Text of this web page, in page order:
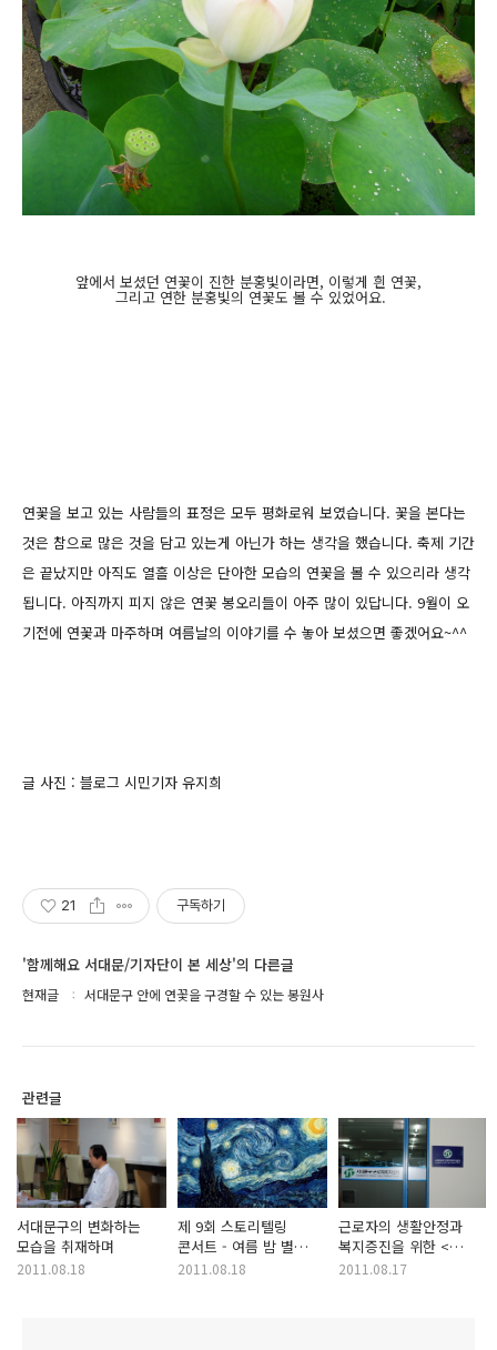
앞에서 보셨던 연꽃이 진한 분홍빛이라면, 이렇게 흰 연꽃,
그리고 연한 분홍빛의 연꽃도 볼 수 있었어요.
연꽃을 보고 있는 사람들의 표정은 모두 평화로워 보였습니다. 꽃을 본다는
것은 참으로 많은 것을 담고 있는게 아닌가 하는 생각을 했습니다. 축제 기간
은 끝났지만 아직도 열흘 이상은 단아한 모습의 연꽃을 볼 수 있으리라 생각
됩니다. 아직까지 피지 않은 연꽃 봉오리들이 아주 많이 있답니다. 9월이 오
기전에 연꽃과 마주하며 여름날의 이야기를 수 놓아 보셨으면 좋겠어요~^^
글 사진 : 블로그 시민기자 유지희
21 구독하기
'함께해요 서대문/기자단이 본 세상'의 다른글
현재글 서대문구 안에 연꽃을 구경할 수 있는 봉원사
관련글
서대문구의 변화하는
모습을 취재하며
2011.08.18
제 9회 스토리텔링
콘서트 - 여름 밤 별
이야기
2011.08.18
근로자의 생활안정과
복지증진을 위한 <
서대문구 근로자
2011.08.17